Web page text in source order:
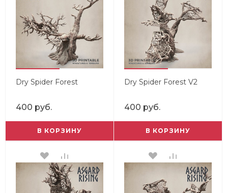
Dry Spider Forest
400 руб.
В КОРЗИНУ
Dry Spider Forest V2
400 руб.
В КОРЗИНУ